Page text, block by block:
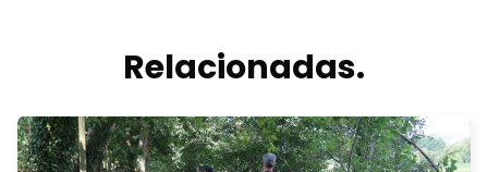
Relacionadas.